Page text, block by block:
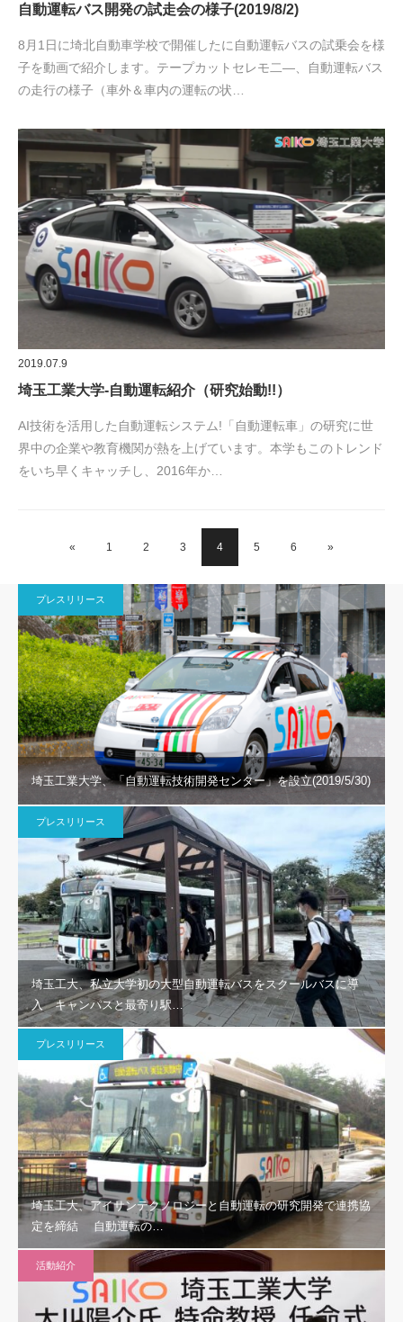
自動運転バス開発の試走会の様子(2019/8/2)
8月1日に埼北自動車学校で開催したに自動運転バスの試乗会を様
子を動画で紹介します。テープカットセレモ二―、自動運転バス
の走行の様子（車外＆車内の運転の状…
2019.07.9
埼玉工業大学-自動運転紹介（研究始動!!）
AI技術を活用した自動運転システム!「自動運転車」の研究に世
界中の企業や教育機関が熱を上げています。本学もこのトレンド
をいち早くキャッチし、2016年か…
« 1 2 3 4 5 6 »
プレスリリース
埼玉工業大学、「自動運転技術開発センター」を設立(2019/5/30)
プレスリリース
埼玉工大、私立大学初の大型自動運転バスをスクールバスに導
入 キャンパスと最寄り駅…
プレスリリース
埼玉工大、アイサンテクノロジーと自動運転の研究開発で連携協
定を締結 自動運転の…
活動紹介